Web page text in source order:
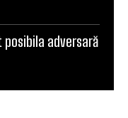
facil
adversară